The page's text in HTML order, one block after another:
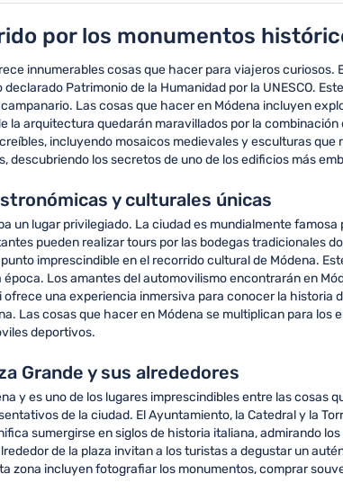
por los monumentos
innumerables cosas que hacer para viajeros
Patrimonio de la Humanidad por la UNESCO.
Las cosas que hacer en Módena incluyen
arquitectura quedarán maravillados por la
incluyendo mosaicos medievales y esculturas
los secretos de uno de los edificios más
y culturales únicas
un lugar privilegiado. La ciudad es mundialmente
pueden realizar tours por las bodegas tradicionales
imprescindible en el recorrido cultural de Módena.
Los amantes del automovilismo encontrarán en
ofrece una experiencia inmersiva para conocer la
Las cosas que hacer en Módena se multiplican para los
deportivos.
Grande y sus alrededores
y es uno de los lugares imprescindibles entre las cosas
de la ciudad. El Ayuntamiento, la Catedral y la
sumergirse en siglos de historia italiana, admirando
de la plaza invitan a los turistas a degustar un
zona incluyen fotografiar los monumentos, comprar